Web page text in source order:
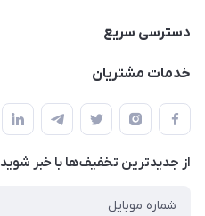
04432336021
دسترسی سریع
حساب کاربری
لیست محصولات
درباره ما
خدمات مشتریان
قوانین و مقررات
حریم خصوصی
راهنما
از جدید‌ترین تخفیف‌ها با‌ خبر شوید